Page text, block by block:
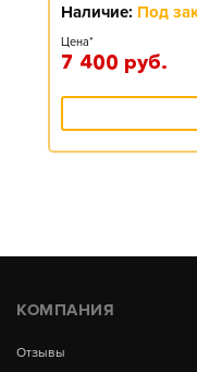
Наличие: Под
Цена*
7 400 руб.
КОМПАНИЯ
Отзывы